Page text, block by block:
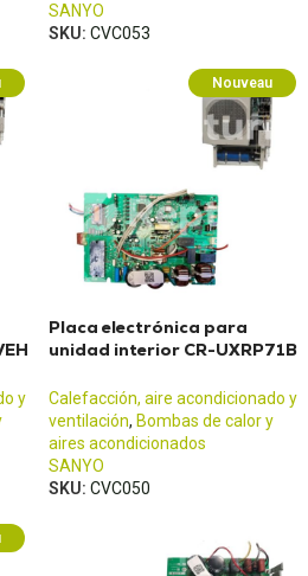
SANYO
SKU: CVC053
y
Nouveau
Placa electrónica para
unidad interior CR-UXRP71B
Calefacción, aire acondicionado y
ventilación, Bombas de calor y
aires acondicionados
SANYO
SKU: CVC050